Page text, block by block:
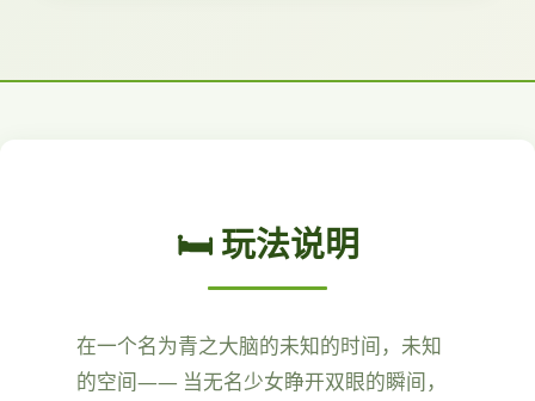
🛏️ 玩法说明
在一个名为青之大脑的未知的时间，未知
的空间—— 当无名少女睁开双眼的瞬间，